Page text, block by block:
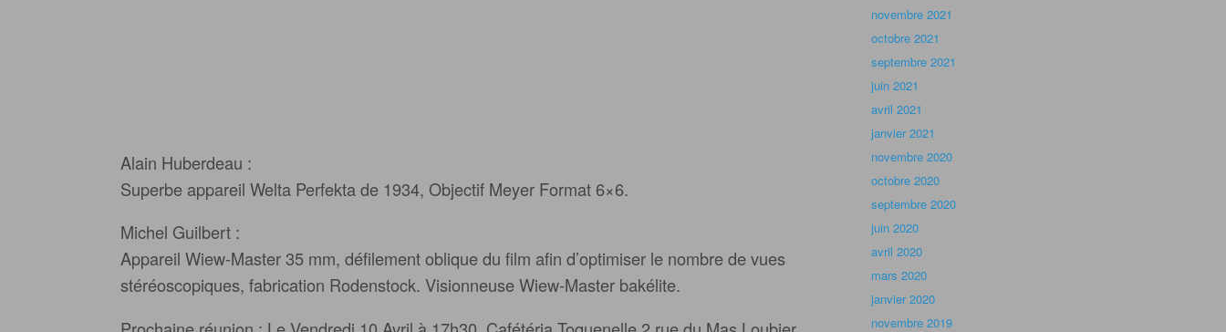
Alain Huberdeau :
Superbe appareil Welta Perfekta de 1934, Objectif Meyer Format 6×6.
Michel Guilbert :
Appareil Wiew-Master 35 mm, défilement oblique du film afin d’optimiser le nombre de vues
stéréoscopiques, fabrication Rodenstock. Visionneuse Wiew-Master bakélite.
novembre 2021
octobre 2021
septembre 2021
juin 2021
avril 2021
janvier 2021
novembre 2020
octobre 2020
septembre 2020
juin 2020
avril 2020
mars 2020
janvier 2020
novembre 2019